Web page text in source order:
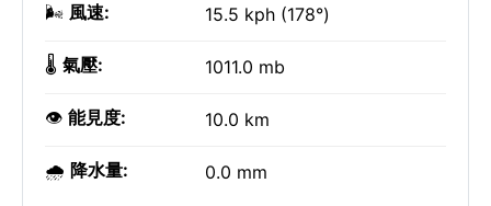
🌬️ 風速: 15.5 kph (178°)
🌡️ 氣壓: 1011.0 mb
👁️ 能見度: 10.0 km
🌧️ 降水量: 0.0 mm